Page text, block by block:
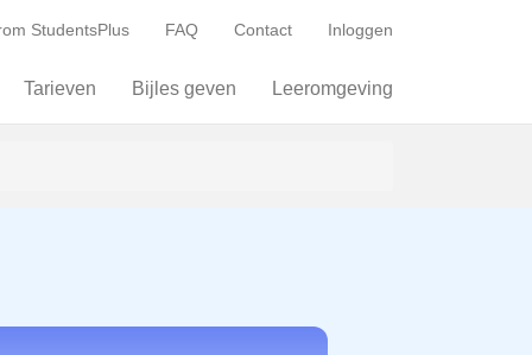
StudentsPlus FAQ Contact Inloggen
Tarieven Bijles geven Leeromgeving